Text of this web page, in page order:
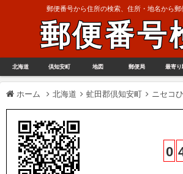
郵便番号から住所の検索、住所・地名から郵
郵便番号
北海道 倶知安町 地図 郵便局 最寄り
ホーム 北海道 虻田郡倶知安町 ニセコ
0